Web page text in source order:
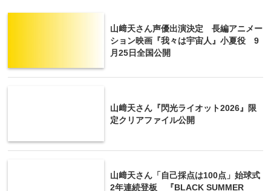
山﨑天さん声優出演決定 長編アニメー
ション映画『我々は宇宙人』小夏役 9
月25日全国公開
山﨑天さん『閃光ライオット2026』限
定クリアファイル公開
山﨑天さん「自己採点は100点」始球式
2年連続登板 『BLACK SUMMER